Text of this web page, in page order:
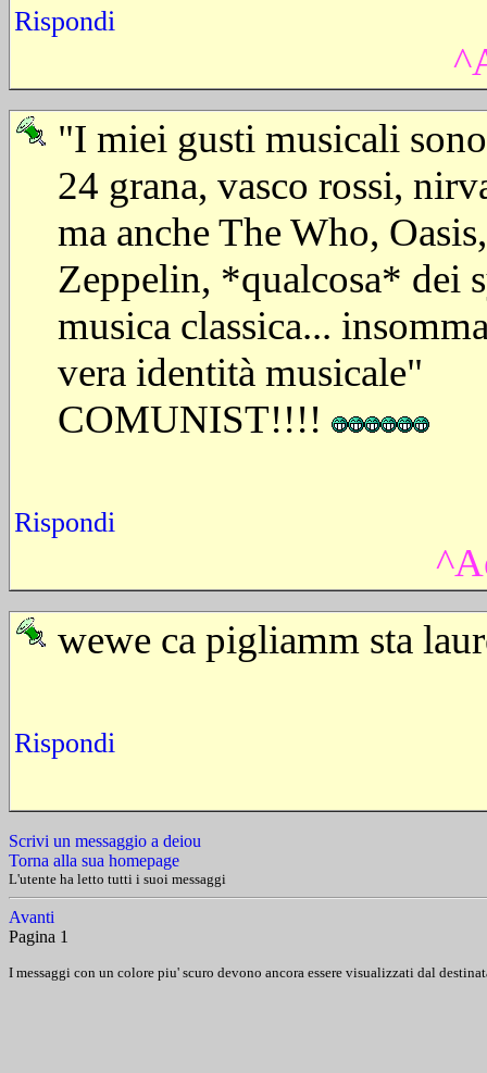
Rispondi
"I miei gusti musicali
24 grana, vasco rossi,
ma anche The Who,
Zeppelin, *qualcosa* dei
musica classica...
vera identità musicale"
COMUNIST!!!!
Rispondi
wewe ca pigliamm sta
Rispondi
Scrivi un messaggio a deiou
Torna alla sua homepage
L'utente ha letto tutti i suoi messaggi
Avanti
Pagina 1
I messaggi con un colore piu' scuro devono ancora essere visualizzati dal